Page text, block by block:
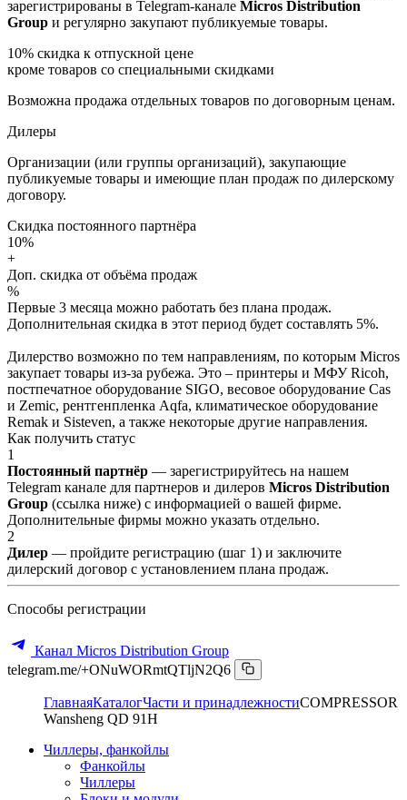
зарегистрированы в Telegram-канале Micros Distribution
Group и регулярно закупают публикуемые товары.
10% скидка к отпускной цене
кроме товаров со специальными скидками
Возможна продажа отдельных товаров по договорным ценам.
Дилеры
Организации (или группы организаций), закупающие
публикуемые товары и имеющие план продаж по дилерскому
договору.
Скидка постоянного партнёра
10%
+
Доп. скидка от объёма продаж
%
Первые 3 месяца можно работать без плана продаж.
Дополнительная скидка в этот период будет составлять 5%.
Дилерство возможно по тем направлениям, по которым Micros
закупает товары из-за рубежа. Это – принтеры и МФУ Ricoh,
постпечатное оборудование SIGO, весовое оборудование Cas
и Zemic, рентгенпленка Aqfa, климатическое оборудование
Remak и Sisteven, а также некоторые другие направления.
Как получить статус
1
Постоянный партнёр — зарегистрируйтесь на нашем
Telegram канале для партнеров и дилеров Micros Distribution
Group (ссылка ниже) с информацией о вашей фирме.
Дополнительные фирмы можно указать отдельно.
2
Дилер — пройдите регистрацию (шаг 1) и заключите
дилерский договор с установлением плана продаж.
Способы регистрации
Канал Micros Distribution Group
telegram.me/+ONuWORmtQTljN2Q6
ГлавнаяКаталогЧасти и принадлежностиCOMPRESSOR
Wansheng QD 91H
Чиллеры, фанкойлы
Фанкойлы
Чиллеры